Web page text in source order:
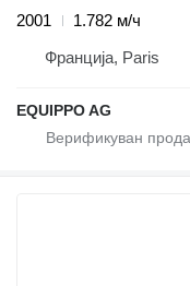
2001
1.782 м/ч
Франција, Paris
EQUIPPO AG